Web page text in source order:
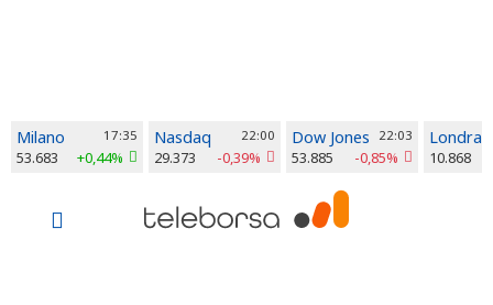
Milano 17:35
53.683 +0,44%
Nasdaq 22:00
29.373 -0,39%
Dow Jones 22:03
53.885 -0,85%
Londra
10.868